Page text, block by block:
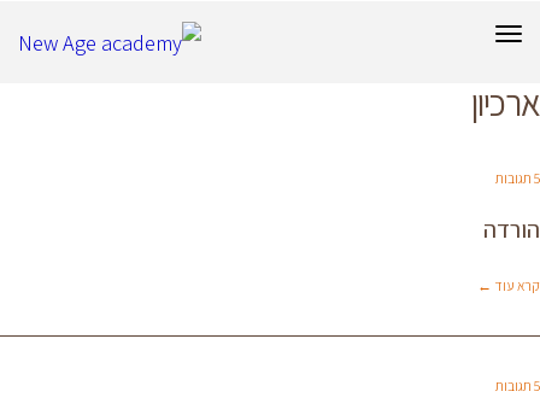
תפריט
ארכיון
5 תגובות
הורדה
קרא עוד ←
5 תגובות